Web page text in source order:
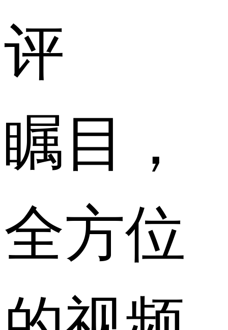
评
瞩目，
全方位